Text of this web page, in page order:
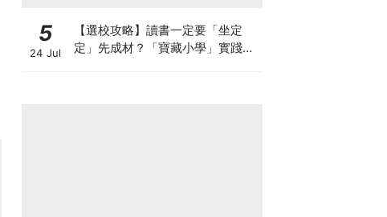
5
24 Jul
【選校攻略】讀書一定要「坐定
定」先成材？「寶藏小學」實踐動